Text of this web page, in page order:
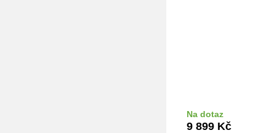
Na dotaz
9 899 Kč